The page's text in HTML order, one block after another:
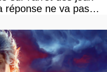
réponse ne va pas